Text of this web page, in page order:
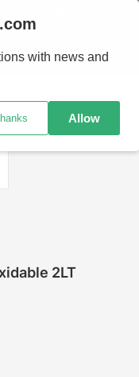
2LT
with news and
Allow